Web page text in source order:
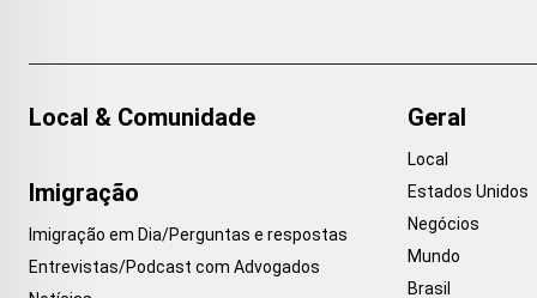
Local & Comunidade
Imigração
Imigração em Dia/Perguntas e respostas
Entrevistas/Podcast com Advogados
Geral
Local
Estados Unidos
Negócios
Mundo
Brasil